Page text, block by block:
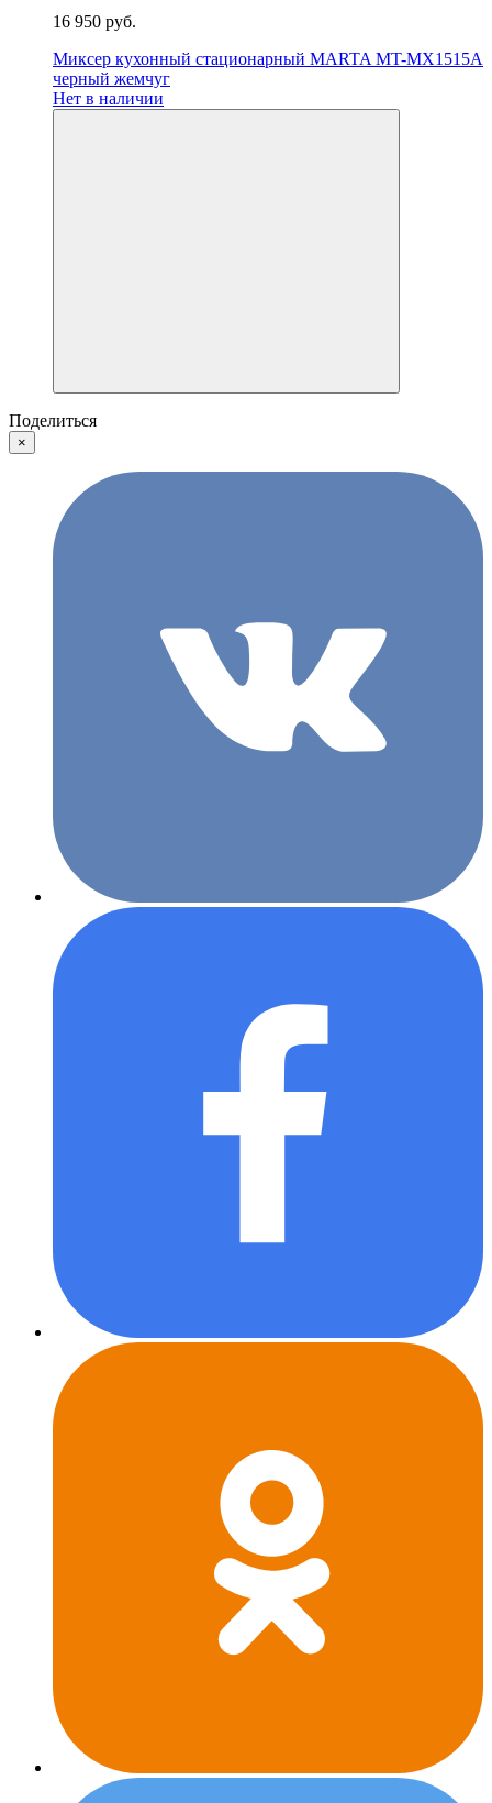
16 950 руб.
Миксер кухонный стационарный MARTA MT-MX1515A
черный жемчуг
Нет в наличии
Поделиться
×